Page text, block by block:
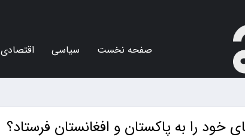
صفحه نخست سیاسی اقتصادی
خود را به پاکستان و افغانستان فرستاد؟